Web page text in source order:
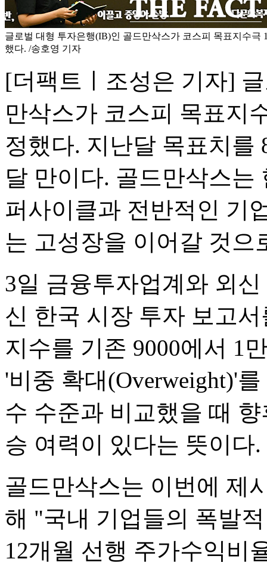
글로벌 대형 투자은행(IB)인 골드만삭스가 코스피 목표지수극
했다. /송호영 기자
[더팩트ㅣ조성은 기자]
만삭스가 코스피 목표지
정했다. 지난달 목표치를
달 만이다. 골드만삭스는
퍼사이클과 전반적인 기
는 고성장을 이어갈 것으
3일 금융투자업계와 외
신 한국 시장 투자 보고
지수를 기존 9000에서 1
'비중 확대(Overweight)'
수 수준과 비교했을 때
승 여력이 있다는 뜻이다.
골드만삭스는 이번에 제
해 "국내 기업들의 폭발
12개월 선행 주가수익비